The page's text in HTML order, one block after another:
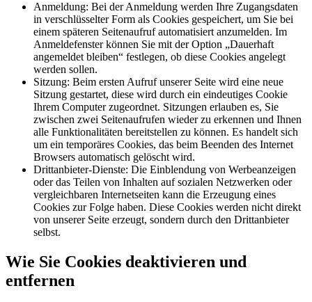
Anmeldung: Bei der Anmeldung werden Ihre Zugangsdaten
in verschlüsselter Form als Cookies gespeichert, um Sie bei
einem späteren Seitenaufruf automatisiert anzumelden. Im
Anmeldefenster können Sie mit der Option „Dauerhaft
angemeldet bleiben“ festlegen, ob diese Cookies angelegt
werden sollen.
Sitzung: Beim ersten Aufruf unserer Seite wird eine neue
Sitzung gestartet, diese wird durch ein eindeutiges Cookie
Ihrem Computer zugeordnet. Sitzungen erlauben es, Sie
zwischen zwei Seitenaufrufen wieder zu erkennen und Ihnen
alle Funktionalitäten bereitstellen zu können. Es handelt sich
um ein temporäres Cookies, das beim Beenden des Internet
Browsers automatisch gelöscht wird.
Drittanbieter-Dienste: Die Einblendung von Werbeanzeigen
oder das Teilen von Inhalten auf sozialen Netzwerken oder
vergleichbaren Internetseiten kann die Erzeugung eines
Cookies zur Folge haben. Diese Cookies werden nicht direkt
von unserer Seite erzeugt, sondern durch den Drittanbieter
selbst.
Wie Sie Cookies deaktivieren und
entfernen